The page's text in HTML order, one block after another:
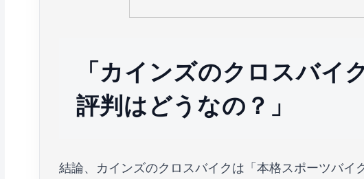
「カインズのクロスバイ
評判はどうなの？」
結論、カインズのクロスバイクは「本格スポーツバイ